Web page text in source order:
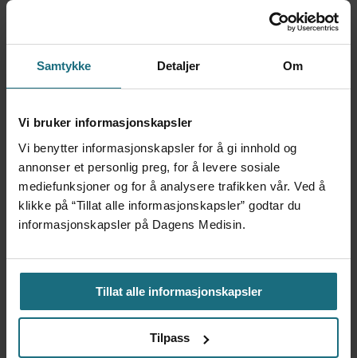
Samtykke Detaljer Om
Vi bruker informasjonskapsler
Vi benytter informasjonskapsler for å gi innhold og
annonser et personlig preg, for å levere sosiale
mediefunksjoner og for å analysere trafikken vår. Ved å
klikke på “Tillat alle informasjonskapsler” godtar du
informasjonskapsler på Dagens Medisin.
Tillat alle informasjonskapsler
Tilpass
with mortality for patients with chronic
disease: an observational study using
Norwegian registry data. Br J Gen Pract.
3. Skarshaug LJ, Kaspersen SL, Bjørngaard
JH, Pape K. How does general practitioner
discontinuity affect healthcare utilisation? An
observational cohort study of 2.4 million
2021;11(2):e042391.
4. Agarwal SD, Pabo E, Rozenblum R, Sherritt
KM. Professional dissonance and burnout in